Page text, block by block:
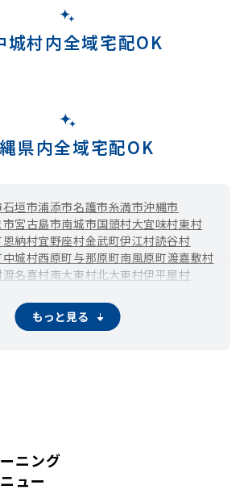
城村内全域宅配OK
県内全域宅配OK
石垣市浦添市名護市糸満市沖縄市
宮古島市南城市国頭村大宜味村東村
恩納村宜野座村金武町伊江村読谷村
中城村西原町与那原町南風原町渡嘉敷村
渡名喜村南大東村北大東村伊平屋村
もっと見る
ニング
ュー